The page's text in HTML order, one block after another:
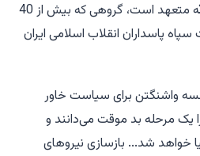
اما تهران همچنان به حزب‌الله متعهد است، گروهی که بیش از 40
پاسداران انقلاب اسلامی ایران
واشنگتن برای سیاست خاور
یک مرحله بد موقت می‌دانند و
خواهد شد... بازسازی نیروهای